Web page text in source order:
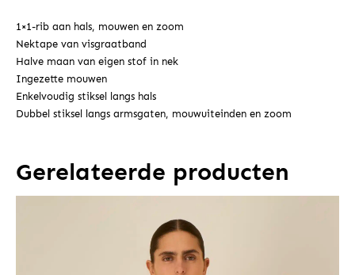
1×1-rib aan hals, mouwen en zoom
Nektape van visgraatband
Halve maan van eigen stof in nek
Ingezette mouwen
Enkelvoudig stiksel langs hals
Dubbel stiksel langs armsgaten, mouwuiteinden en zoom
Gerelateerde producten